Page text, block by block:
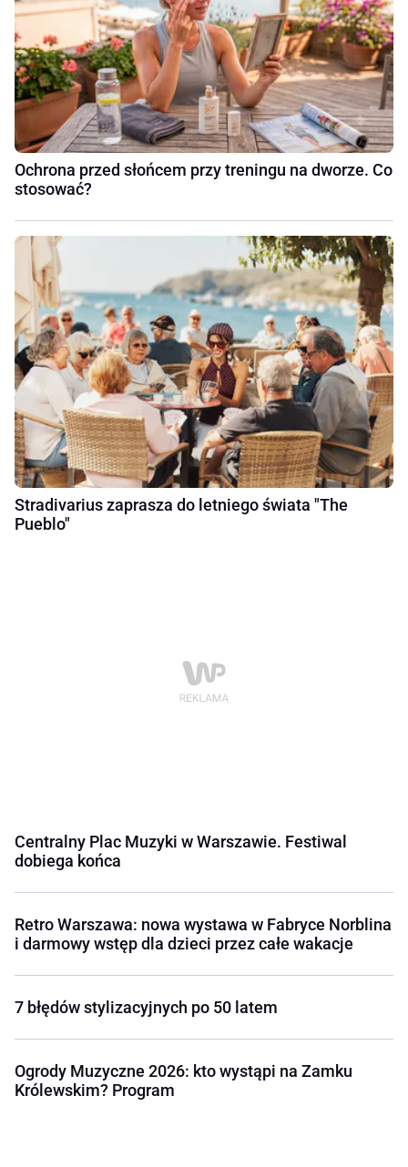
Ochrona przed słońcem przy treningu na dworze. Co
stosować?
Stradivarius zaprasza do letniego świata "The
Pueblo"
Centralny Plac Muzyki w Warszawie. Festiwal
dobiega końca
Retro Warszawa: nowa wystawa w Fabryce Norblina
i darmowy wstęp dla dzieci przez całe wakacje
7 błędów stylizacyjnych po 50 latem
Ogrody Muzyczne 2026: kto wystąpi na Zamku
Królewskim? Program